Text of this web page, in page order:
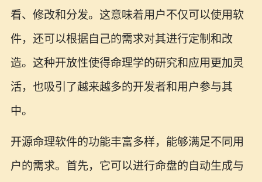
看、修改和分发。这意味着用户不仅可以使用软
件，还可以根据自己的需求对其进行定制和改
造。这种开放性使得命理学的研究和应用更加灵
活，也吸引了越来越多的开发者和用户参与其
中。
开源命理软件的功能丰富多样，能够满足不同用
户的需求。首先，它可以进行命盘的自动生成与